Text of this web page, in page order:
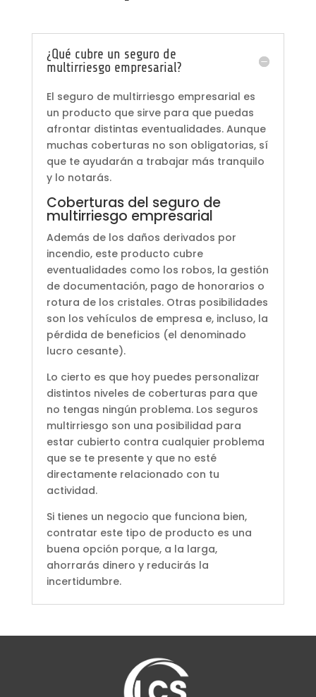
¿Qué cubre un seguro de
multirriesgo empresarial?
El seguro de multirriesgo empresarial es
un producto que sirve para que puedas
afrontar distintas eventualidades. Aunque
muchas coberturas no son obligatorias, sí
que te ayudarán a trabajar más tranquilo
y lo notarás.
Coberturas del seguro de
multirriesgo empresarial
Además de los daños derivados por
incendio, este producto cubre
eventualidades como los robos, la gestión
de documentación, pago de honorarios o
rotura de los cristales. Otras posibilidades
son los vehículos de empresa e, incluso, la
pérdida de beneficios (el denominado
lucro cesante).
Lo cierto es que hoy puedes personalizar
distintos niveles de coberturas para que
no tengas ningún problema. Los seguros
multirriesgo son una posibilidad para
estar cubierto contra cualquier problema
que se te presente y que no esté
directamente relacionado con tu
actividad.
Si tienes un negocio que funciona bien,
contratar este tipo de producto es una
buena opción porque, a la larga,
ahorrarás dinero y reducirás la
incertidumbre.